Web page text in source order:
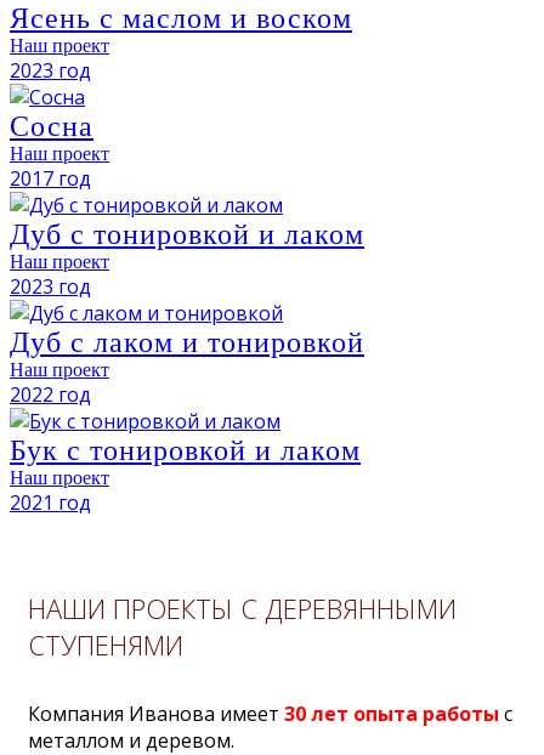
Ясень с маслом и воском
Наш проект
2023 год
Сосна
Наш проект
2017 год
Дуб с тонировкой и лаком
Наш проект
2023 год
Дуб с лаком и тонировкой
Наш проект
2022 год
Бук с тонировкой и лаком
Наш проект
2021 год
НАШИ ПРОЕКТЫ С ДЕРЕВЯННЫМИ
СТУПЕНЯМИ
Компания Иванова имеет 30 лет опыта работы с
металлом и деревом.